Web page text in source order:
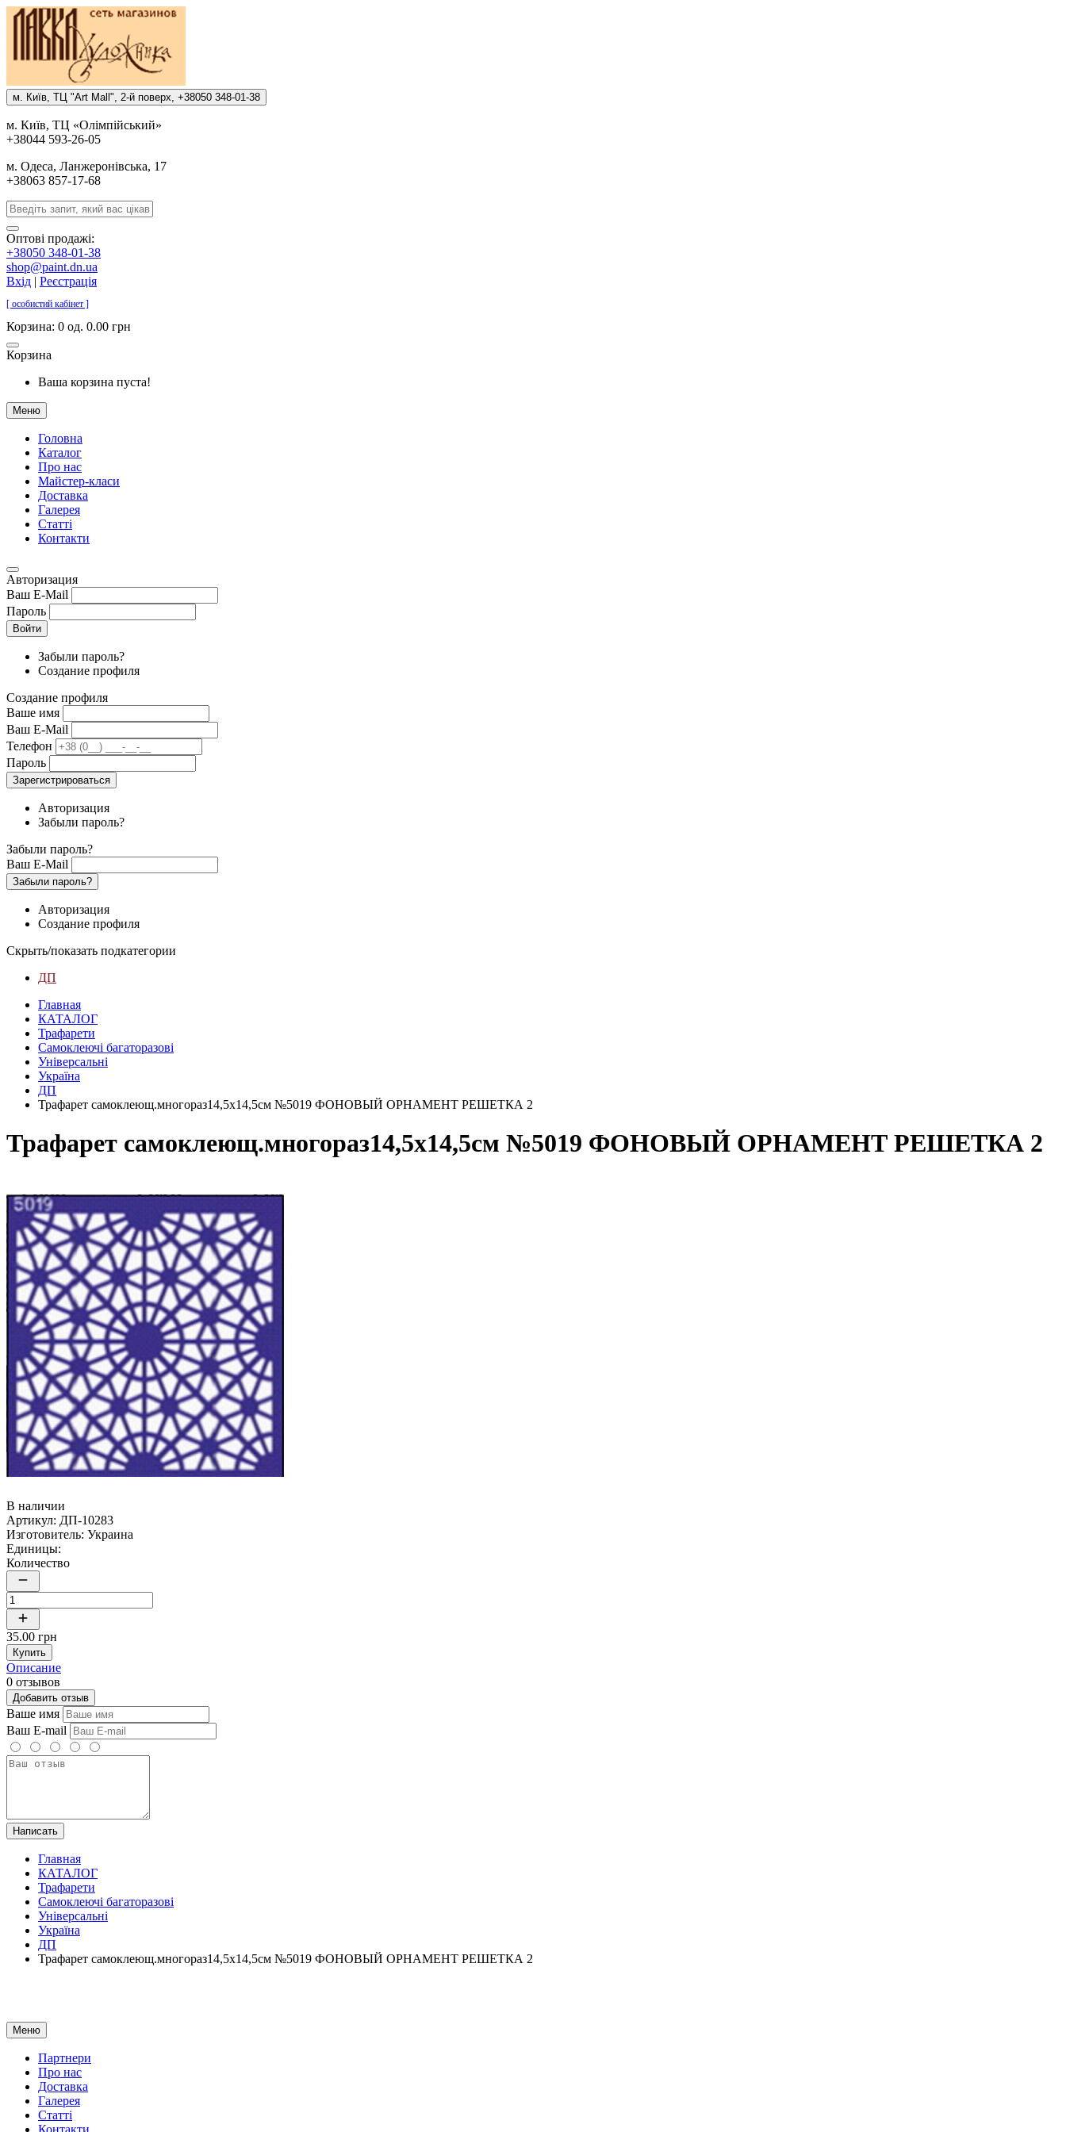
м. Киïв, ТЦ "Art Mall", 2-й поверх, +38050 348-01-38
м. Киïв, ТЦ «Олiмпiйський»
+38044 593-26-05
м. Одеса, Ланжеронiвська, 17
+38063 857-17-68
Оптові продажі:
+38050 348-01-38
shop@paint.dn.ua
Вхід | Реєстрація
[ особистий кабінет ]
Корзина: 0 од. 0.00 грн
Корзина
Ваша корзина пуста!
Меню
Головна
Каталог
Про нас
Майстер-класи
Доставка
Галерея
Статтi
Контакти
Авторизация
Ваш E-Mail
Пароль
Войти
Забыли пароль?
Создание профиля
Создание профиля
Ваше имя
Ваш E-Mail
Телефон
Пароль
Зарегистрироваться
Авторизация
Забыли пароль?
Забыли пароль?
Ваш E-Mail
Забыли пароль?
Авторизация
Создание профиля
Скрыть/показать подкатегории
ДП
Главная
КАТАЛОГ
Трафарети
Самоклеючі багаторазові
Універсальні
Україна
ДП
Трафарет самоклеющ.многораз14,5х14,5см №5019 ФОНОВЫЙ ОРНАМЕНТ РЕШЕТКА 2
Трафарет самоклеющ.многораз14,5х14,5см №5019 ФОНОВЫЙ ОРНАМЕНТ РЕШЕТКА 2
В наличии
Артикул: ДП-10283
Изготовитель: Украина
Единицы:
Количество
35.00 грн
Купить
Описание
0 отзывов
Добавить отзыв
Ваше имя
Ваш E-mail
Написать
Главная
КАТАЛОГ
Трафарети
Самоклеючі багаторазові
Універсальні
Україна
ДП
Трафарет самоклеющ.многораз14,5х14,5см №5019 ФОНОВЫЙ ОРНАМЕНТ РЕШЕТКА 2
Меню
Партнери
Про нас
Доставка
Галерея
Статтi
Контакти